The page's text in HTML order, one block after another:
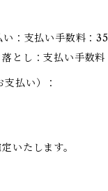
：支払い手数料：
とし：支払い手数料
払い）：
いたします。